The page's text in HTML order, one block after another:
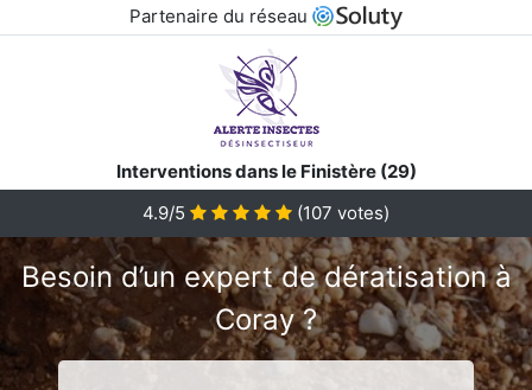
Partenaire du réseau
Interventions dans le Finistère (29)
4.9/5
(107 votes)
Besoin d’un expert de dératisation à
Coray ?